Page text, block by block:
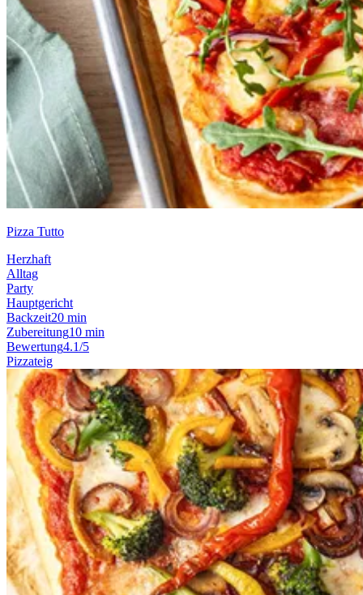
Pizza Tutto
Herzhaft
Alltag
Party
Hauptgericht
Backzeit20 min
Zubereitung10 min
Bewertung4.1/5
Pizzateig